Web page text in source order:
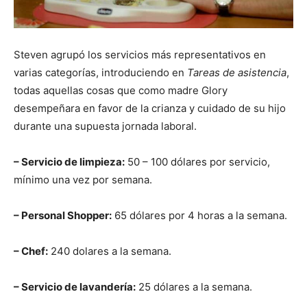
Steven agrupó los servicios más representativos en
varias categorías, introduciendo en Tareas de asistencia,
todas aquellas cosas que como madre Glory
desempeñara en favor de la crianza y cuidado de su hijo
durante una supuesta jornada laboral.
– Servicio de limpieza: 50 – 100 dólares por servicio,
mínimo una vez por semana.
– Personal Shopper: 65 dólares por 4 horas a la semana.
– Chef: 240 dolares a la semana.
– Servicio de lavandería: 25 dólares a la semana.